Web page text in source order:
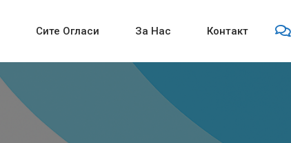
Сите Огласи За Нас Контакт